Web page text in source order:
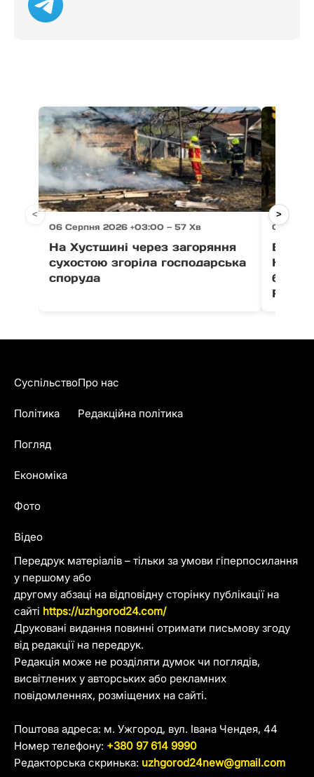
06 Серпня 2026 +03:00 — 57 Хв
На Хустщині через загоряння
сухостою згоріла господарська
споруда
06
В
Fest
< >
Передрук матеріалів – тільки за умови гіперпосилання
у першому або
другому абзаці на відповідну сторінку публікації на
сайті https://uzhgorod24.com/
Друковані видання повинні отримати письмову згоду
від редакції на передрук.
Редакція може не розділяти думок чи поглядів,
висвітлених у авторських або рекламних
повідомленнях, розміщених на сайті.
Поштова адреса: м. Ужгород, вул. Івана Чендея, 44
Номер телефону: +380 97 614 9990
Редакторська скринька: uzhgorod24new@gmail.com
Суспільство
Політика
Погляд
Економіка
Фото
Відео
Про нас
Редакційна політика